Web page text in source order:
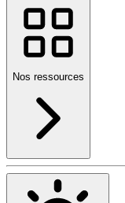
Nos ressources